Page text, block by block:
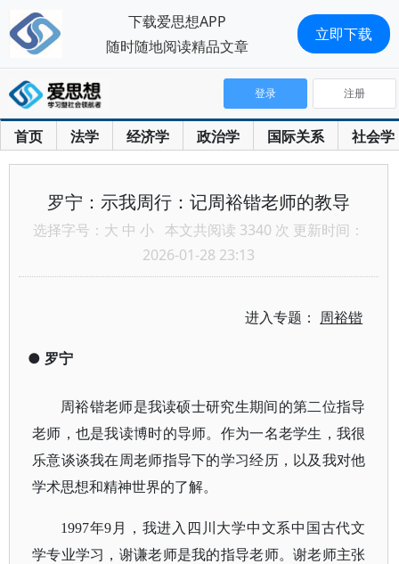
首页 法学 经济学 政治学 国际关系 社会学
登录 注册
罗宁：示我周行：记周裕锴老师的教导
选择字号： 大 中 小 本文共阅读 3340 次 更新时间：
2026-01-28 23:13
进入专题： 周裕锴
● 罗宁
周裕锴老师是我读硕士研究生期间的第二位指导
老师，也是我读博时的导师。作为一名老学生，我很
乐意谈谈我在周老师指导下的学习经历，以及我对他
学术思想和精神世界的了解。
1997年9月，我进入四川大学中文系中国古代文
学专业学习，谢谦老师是我的指导老师。谢老师主张
下载爱思想APP
随时随地阅读精品文章
立即下载